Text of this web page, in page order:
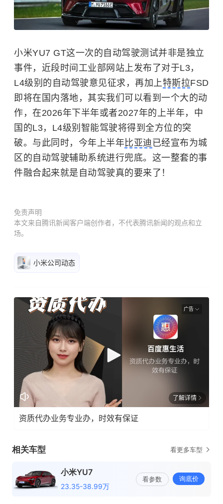
小米YU7 GT这一次的自动驾驶测试并非是独立
事件，近段时间工业部网站上发布了对于L3，
L4级别的自动驾驶意见征求，再加上特斯拉FSD
即将在国内落地，其实我们可以看到一个大的动
作，在2026年下半年或者2027年的上半年，中
国的L3，L4级别智能驾驶将得到全方位的突
破。与此同时，今年上半年比亚迪 已经宣布为城
区的自动驾驶辅助系统进行兜底。这一整套的事
件融合起来就是自动驾驶真的要来了！
免责声明
本文来自腾讯新闻客户端创作者，不代表腾讯新闻的观点和立
场。
小米公司动态
广告
了解详情
资质代办业务专业办，时效有保证